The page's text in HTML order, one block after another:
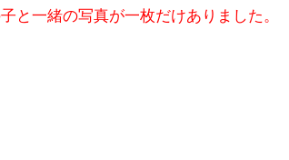
と一緒の写真が一枚だけありました。